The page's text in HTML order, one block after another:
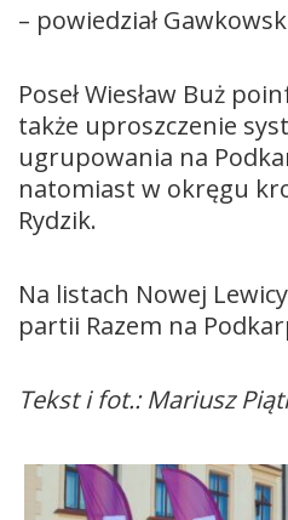
– powiedział
Poseł Wiesław Buż
także uproszczenie
ugrupowania na
natomiast w okręgu
Rydzik.
Na listach Nowej
partii Razem na
Tekst i fot.: Mariusz